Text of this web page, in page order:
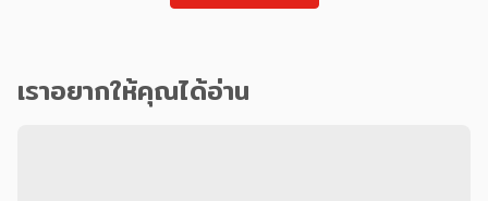
เราอยากให้คุณได้อ่าน